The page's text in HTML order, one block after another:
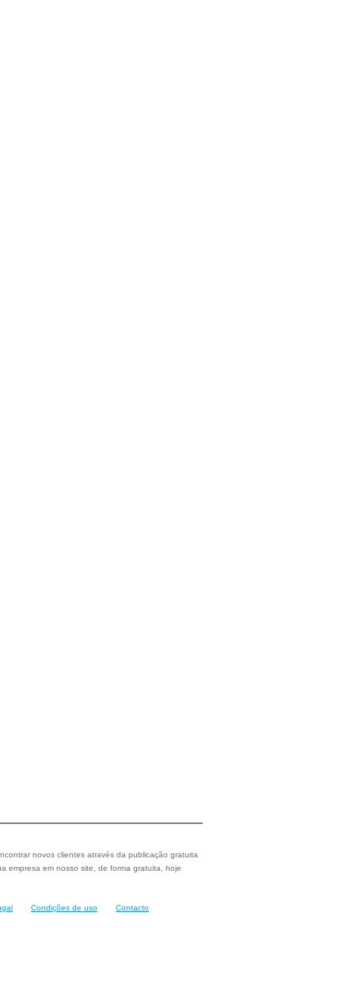
novos clientes através da publicação gratuita
empresa em nosso site, de forma gratuita, hoje
Condições de uso Contacto